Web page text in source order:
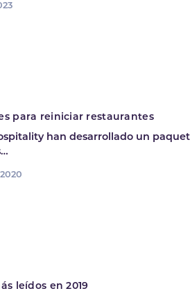
para reiniciar restaurantes
han desarrollado un
leídos en 2019